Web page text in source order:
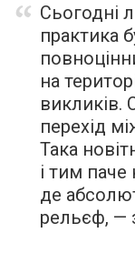
Сьогодні
практика
на
викликів.
перехід
Така
і тим паче
де
рельєф, —